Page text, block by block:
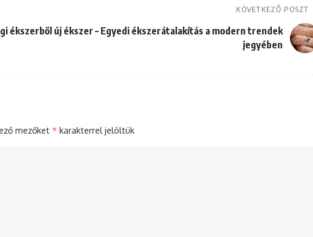
KÖVETKEZŐ POSZT
ékszerből új ékszer – Egyedi ékszerátalakítás a modern trendek
jegyében
mezőket * karakterrel jelöltük